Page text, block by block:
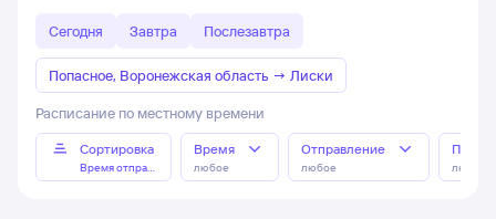
Сегодня Завтра Послезавтра
Попасное, Воронежская область → Лиски
Расписание по местному времени
Сортировка
Время отправления
Время
любое
Отправление
любое любое